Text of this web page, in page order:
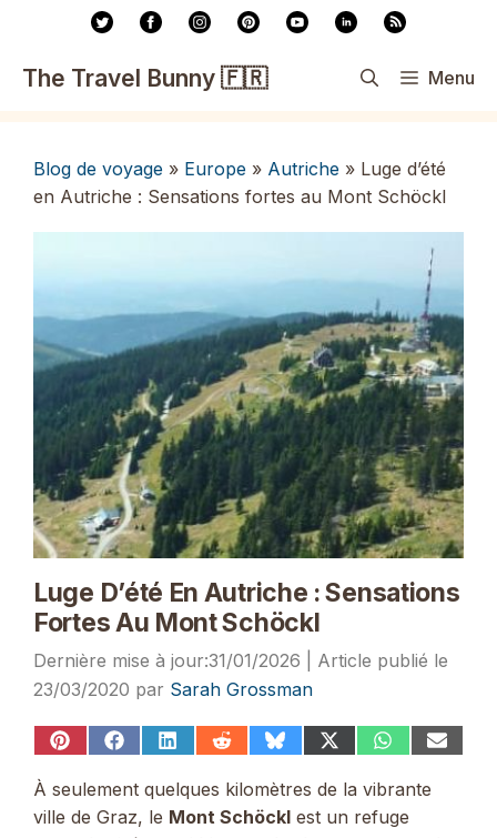
contenu
The Travel Bunny 🇫🇷 Menu
Blog de voyage » Europe » Autriche » Luge d’été
en Autriche : Sensations fortes au Mont Schöckl
Luge D’été En Autriche : Sensations
Fortes Au Mont Schöckl
31/01/2026
23/03/2020 par Sarah Grossman
Share
Pinterest
Share
Facebook
Share
LinkedIn
Share
Reddit
Share
Bluesky
Share
(Twitter)
Share
WhatsApp
Share
À seulement quelques kilomètres de la vibrante
ville de Graz, le Mont Schöckl est un refuge